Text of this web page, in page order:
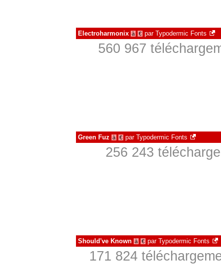
Electroharmonix à € par Typodermic Fonts
560 967
Green Fuz à € par Typodermic Fonts
256 243
Should've Known à € par Typodermic Fonts
171 824